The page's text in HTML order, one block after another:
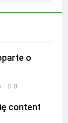
o
0
content